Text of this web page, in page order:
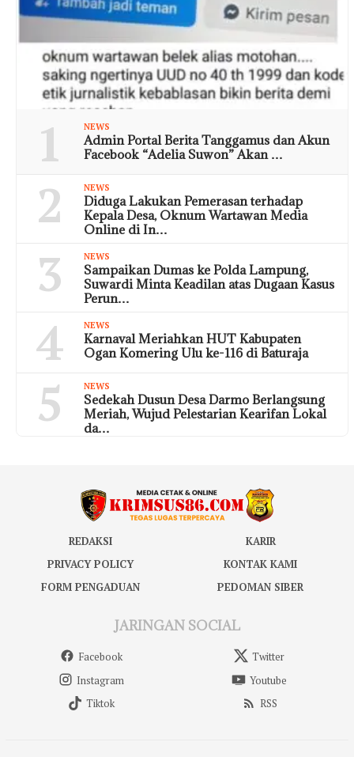
1 NEWS
Admin Portal Berita Tanggamus dan Akun
Facebook “Adelia Suwon” Akan …
2 NEWS
Diduga Lakukan Pemerasan terhadap
Kepala Desa, Oknum Wartawan Media
Online di In…
3 NEWS
Sampaikan Dumas ke Polda Lampung,
Suwardi Minta Keadilan atas Dugaan Kasus
Perun…
4 NEWS
Karnaval Meriahkan HUT Kabupaten
Ogan Komering Ulu ke-116 di Baturaja
5 NEWS
Sedekah Dusun Desa Darmo Berlangsung
Meriah, Wujud Pelestarian Kearifan Lokal
da…
REDAKSI
KARIR
PRIVACY POLICY
KONTAK KAMI
FORM PENGADUAN
PEDOMAN SIBER
JARINGAN SOCIAL
Facebook
Twitter
Instagram
Youtube
Tiktok
RSS